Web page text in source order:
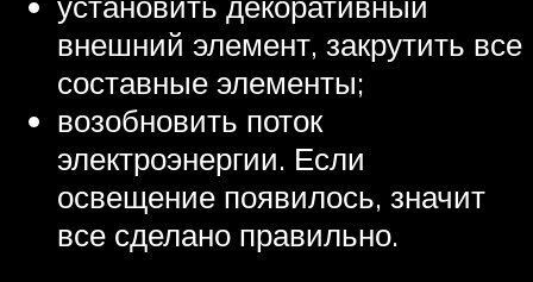
внешний элемент, закрутить все
составные элементы;
возобновить поток
электроэнергии. Если
освещение появилось, значит
все сделано правильно.